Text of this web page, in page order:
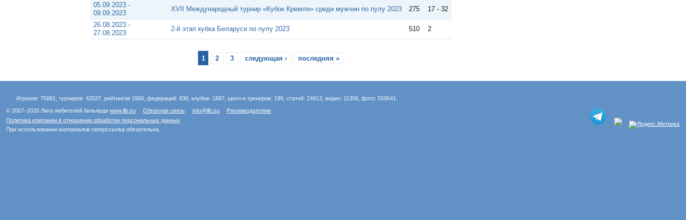
05.09.2023 -
09.09.2023
XVII Международный турнир «Кубок Кремля» среди мужчин по пулу 2023 275 17 - 32
26.08.2023 -
27.08.2023
2-й этап кубка Беларуси по пулу 2023 510 2
1 2 3 следующая › последняя »
Игроков: 75681, турниров: 42537, рейтингов 1900, федераций: 836, клубов: 1897, школ и тренеров: 199, статей: 24913, видео: 11306, фото: 559541.
© 2007–2026 Лига любителей бильярдаwww.llb.su Обратная связь info@llb.su
Рекламодателям
Политика компании в отношении обработки персональных данных
При использовании материалов гиперссылка обязательна.